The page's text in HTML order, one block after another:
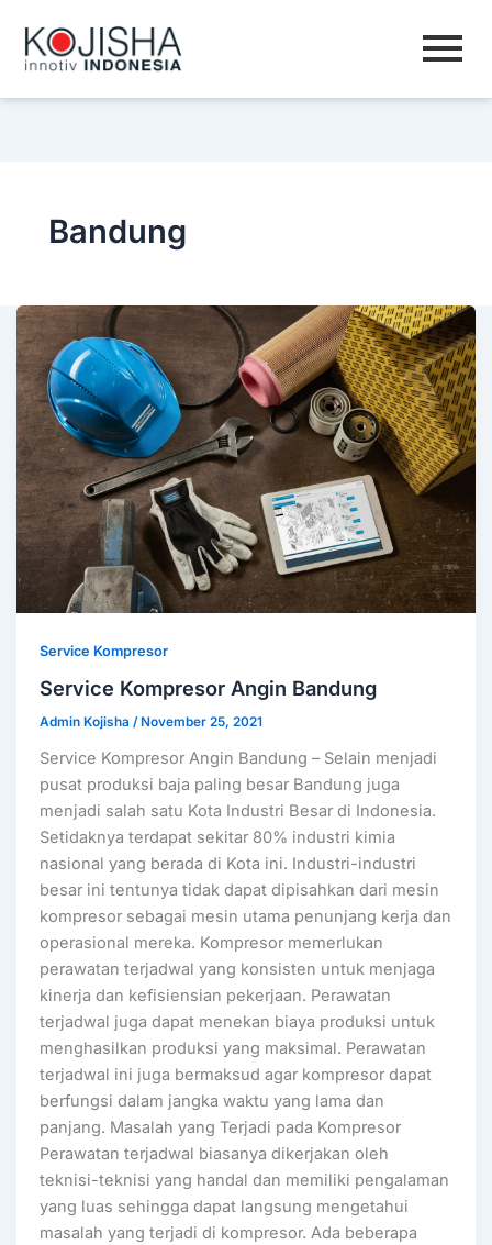
Bandung
Service Kompresor
Service Kompresor Angin Bandung
Admin Kojisha/ November 25, 2021
Service Kompresor Angin Bandung – Selain menjadi
pusat produksi baja paling besar Bandung juga
menjadi salah satu Kota Industri Besar di Indonesia.
Setidaknya terdapat sekitar 80% industri kimia
nasional yang berada di Kota ini. Industri-industri
besar ini tentunya tidak dapat dipisahkan dari mesin
kompresor sebagai mesin utama penunjang kerja dan
operasional mereka. Kompresor memerlukan
perawatan terjadwal yang konsisten untuk menjaga
kinerja dan kefisiensian pekerjaan. Perawatan
terjadwal juga dapat menekan biaya produksi untuk
menghasilkan produksi yang maksimal. Perawatan
terjadwal ini juga bermaksud agar kompresor dapat
berfungsi dalam jangka waktu yang lama dan
panjang. Masalah yang Terjadi pada Kompresor
Perawatan terjadwal biasanya dikerjakan oleh
teknisi-teknisi yang handal dan memiliki pengalaman
yang luas sehingga dapat langsung mengetahui
masalah yang terjadi di kompresor. Ada beberapa